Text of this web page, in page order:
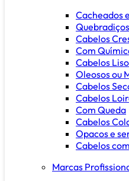
Cacheados
Cabelos
Com
Cabelos
Oleosos ou
Cabelos
Cabelos
Com Queda
Cabelos
Opacos e
Cabelos
Marcas